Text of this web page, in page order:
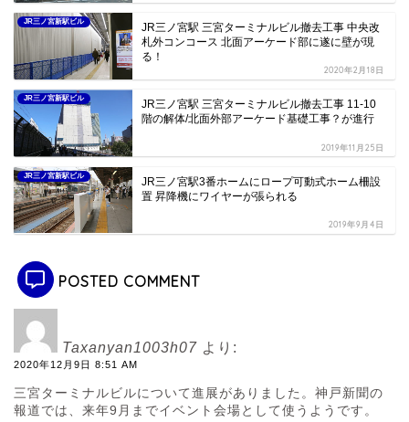
JR三ノ宮新駅ビル
JR三ノ宮駅 三宮ターミナルビル撤去工事 中央改
札外コンコース 北面アーケード部に遂に壁が現
る！
2020年2月18日
JR三ノ宮新駅ビル
JR三ノ宮駅 三宮ターミナルビル撤去工事 11-10
階の解体/北面外部アーケード基礎工事？が進行
2019年11月25日
JR三ノ宮新駅ビル
JR三ノ宮駅3番ホームにロープ可動式ホーム柵設
置 昇降機にワイヤーが張られる
2019年9月4日
POSTED COMMENT
Taxanyan1003h07 より:
2020年12月9日 8:51 AM
三宮ターミナルビルについて進展がありました。神戸新聞の
報道では、来年9月までイベント会場として使うようです。